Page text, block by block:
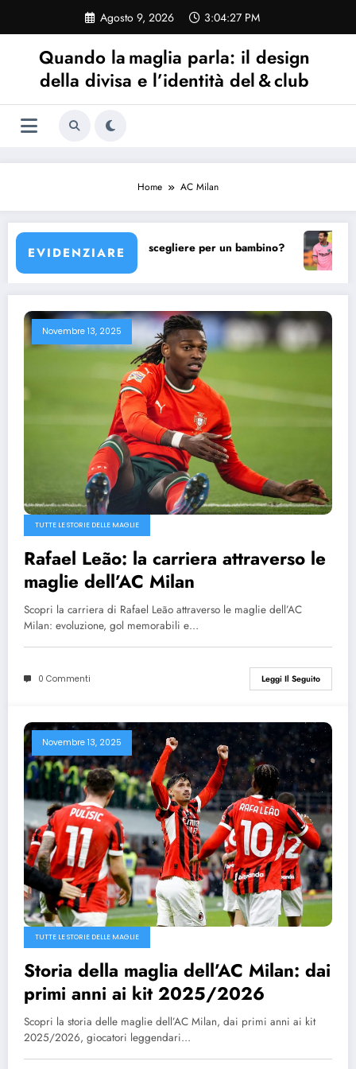
contenuto
Agosto 9, 2026 3:04:27 PM
Quando la maglia parla: il design
della divisa e l’identità del & club
Home AC Milan
EVIDENZIARE
maglia Barcellona scegliere per un bambino? La
Novembre 13, 2025
TUTTE LE STORIE DELLE MAGLIE
Rafael Leão: la carriera attraverso le
maglie dell’AC Milan
Scopri la carriera di Rafael Leão attraverso le maglie dell’AC
Milan: evoluzione, gol memorabili e…
0 Commenti Leggi Il Seguito
Novembre 13, 2025
TUTTE LE STORIE DELLE MAGLIE
Storia della maglia dell’AC Milan: dai
primi anni ai kit 2025/2026
Scopri la storia delle maglie dell’AC Milan, dai primi anni ai kit
2025/2026, giocatori leggendari…